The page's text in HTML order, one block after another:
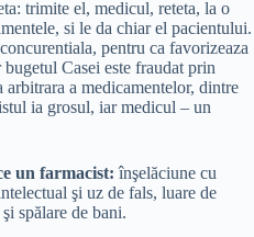
trimite el, medicul, reteta, la o
si le da chiar el pacientului.
pentru ca favorizeaza
Casei este fraudat prin
a medicamentelor, dintre
ia grosul, iar medicul – un
un farmacist: înşelăciune cu
şi uz de fals, luare de
spălare de bani.